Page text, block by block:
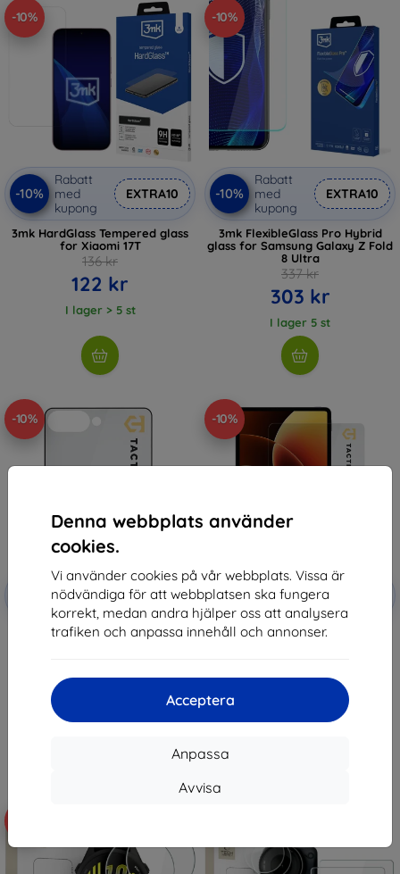
Denna webbplats använder
cookies.
Vi använder cookies på vår webbplats. Vissa är
nödvändiga för att webbplatsen ska fungera
korrekt, medan andra hjälper oss att analysera
trafiken och anpassa innehåll och annonser.
Acceptera
Anpassa
Avvisa
-10%
-10%
Rabatt
med
kupong
EXTRA10
3mk HardGlass Tempered glass
for Xiaomi 17T
136 kr
122 kr
I lager > 5 st
-10%
-10%
Rabatt
med
kupong
EXTRA10
3mk FlexibleGlass Pro Hybrid
glass for Samsung Galaxy Z Fold
8 Ultra
337 kr
303 kr
I lager 5 st
-10%
Rabatt
med
kupong
EXTRA10
Tactical Glass Shield 5D for
147 kr
I lager > 5 st
-10%
-10%
Rabatt
med
kupong
EXTRA10
Tactical Glass Shield for Xiaomi
181 kr
I lager > 5 st